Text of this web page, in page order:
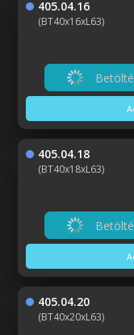
405.04.16
(BT40x16xL63)
405.04.18
(BT40x18xL63)
405.04.20
(BT40x20xL63)